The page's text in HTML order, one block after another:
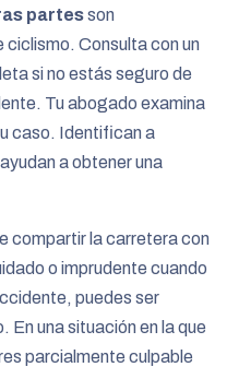
partesson
Consulta con un
si no estás seguro de
Tu abogado examina
caso. Identifican a
a obtener una
compartir la carretera con
o imprudente cuando
puedes ser
En una situación en la que
parcialmente culpable